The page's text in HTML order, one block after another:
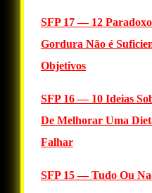
SFP 17 — 12
Gordura Não é
Objetivos
SFP 16 — 10 Ideias
De Melhorar Uma
Falhar
SFP 15 — Tudo Ou